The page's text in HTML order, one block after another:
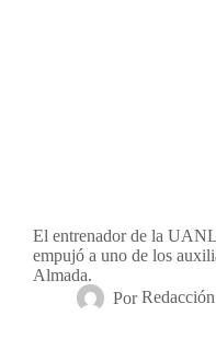
El entrenador de la
empujó a uno de los
Almada.
Por Redacción